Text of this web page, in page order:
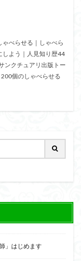
べらせる｜しゃべら
しよう｜人見知り歴44
ンクチュアリ出版トー
個のしゃべらせる
」はじめます